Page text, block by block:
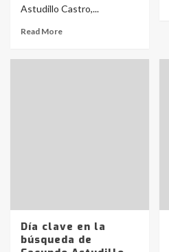
Astudillo Castro,...
Read More
Día clave en la
búsqueda de